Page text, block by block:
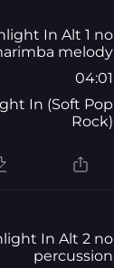
In Alt 1 no
melody
04:01
In (Soft Pop
Rock)
In Alt 2 no
percussion